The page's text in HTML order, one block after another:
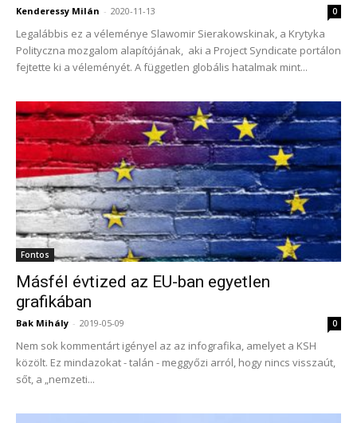
Kenderessy Milán - 2020-11-13 0
Legalábbis ez a véleménye Slawomir Sierakowskinak, a Krytyka
Polityczna mozgalom alapítójának, aki a Project Syndicate portálon
fejtette ki a véleményét. A független globális hatalmak mint...
Fontos
Másfél évtized az EU-ban egyetlen
grafikában
Bak Mihály - 2019-05-09 0
Nem sok kommentárt igényel az az infografika, amelyet a KSH
közölt. Ez mindazokat - talán - meggyőzi arról, hogy nincs visszaút,
sőt, a „nemzeti...